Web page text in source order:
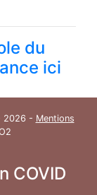
du
ici
2026 - Mentions
COVID